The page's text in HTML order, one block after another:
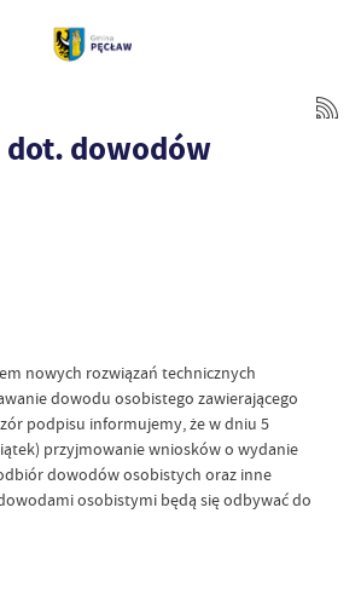
dowodów
nowych rozwiązań technicznych
dowodu osobistego zawierającego
podpisu informujemy, że w dniu 5
przyjmowanie wniosków o wydanie
dowodów osobistych oraz inne
osobistymi będą się odbywać do